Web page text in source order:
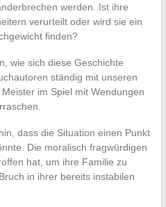
werden. Ist ihre
verurteilt oder wird sie ein
finden?
wie sich diese Geschichte
ständig mit unseren
im Spiel mit Wendungen
dass die Situation einen Punkt
Die moralisch fragwürdigen
hat, um ihre Familie zu
in ihrer bereits instabilen